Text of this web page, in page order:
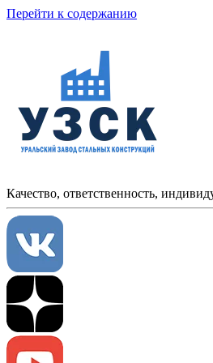
Перейти к содержанию
Качество, ответственность,